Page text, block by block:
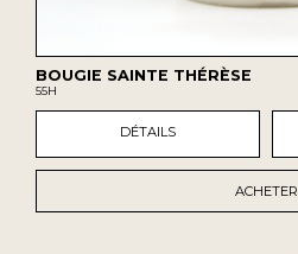
BOUGIE SAINTE THÉRÈSE
55H
DÉTAILS
ACHETER